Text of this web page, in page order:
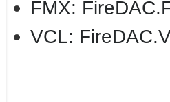
FMX:
VCL: Fir